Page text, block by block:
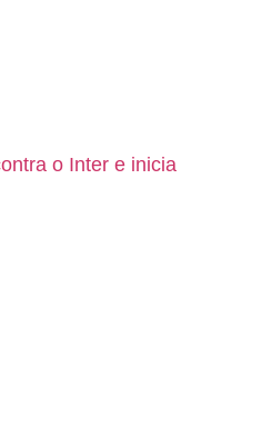
o Inter e inicia